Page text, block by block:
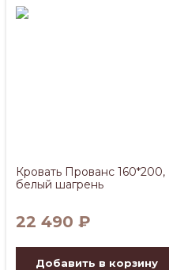
Кровать Прованс 160*200,
белый шагрень
22 490 ₽
Добавить в корзину